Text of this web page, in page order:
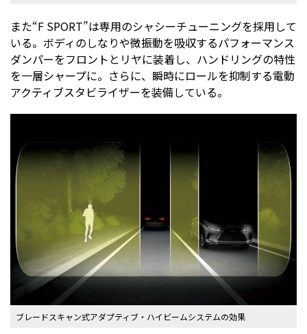
また“F SPORT”は専用のシャシーチューニングを採用して
いる。ボディのしなりや微振動を吸収するパフォーマンス
ダンパーをフロントとリヤに装着し、ハンドリングの特性
を一層シャープに。さらに、瞬時にロールを抑制する電動
アクティブスタビライザーを装備している。
ブレードスキャン式アダプティブ・ハイビームシステムの効果